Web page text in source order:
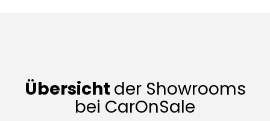
Übersicht der Showrooms
bei CarOnSale